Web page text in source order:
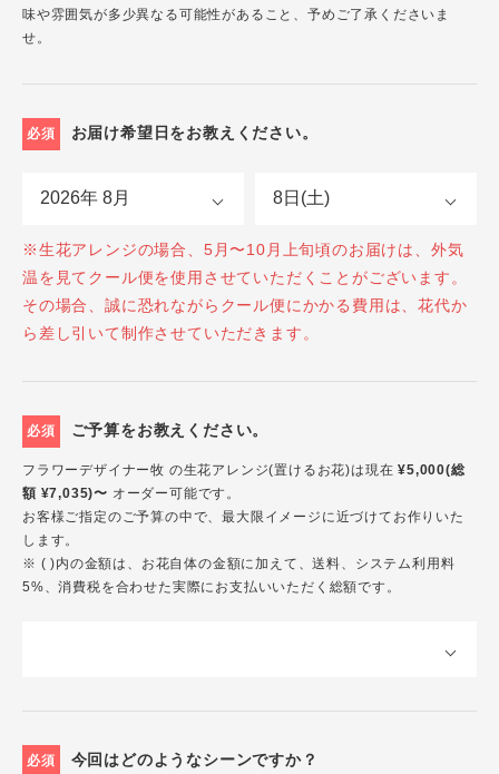
味や雰囲気が多少異なる可能性があること、予めご了承くださいま
せ。
必須 お届け希望日をお教えください。
※生花アレンジの場合、5月〜10月上旬頃のお届けは、外気
温を見てクール便を使用させていただくことがございます。
その場合、誠に恐れながらクール便にかかる費用は、花代か
ら差し引いて制作させていただきます。
必須 ご予算をお教えください。
フラワーデザイナー牧 の生花アレンジ(置けるお花)は現在¥5,000(総
額 ¥7,035)〜 オーダー可能です。
お客様ご指定のご予算の中で、最大限イメージに近づけてお作りいた
します。
※ ( )内の金額は、お花自体の金額に加えて、送料、システム利用料
5%、消費税を合わせた実際にお支払いいただく総額です。
必須 今回はどのようなシーンですか？